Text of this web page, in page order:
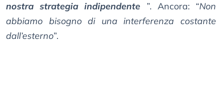
nostra strategia indipendente
”. Ancora: “Non
abbiamo bisogno di una interferenza costante
dall’esterno”.